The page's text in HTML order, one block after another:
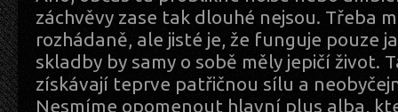
záchvěvy zase tak dlouhé nejsou. Třeba
rozhádaně, ale jisté je, že funguje pouze
skladby by samy o sobě měly jepičí život.
získávají teprve patřičnou sílu a
Nesmíme opomenout hlavní plus alba,